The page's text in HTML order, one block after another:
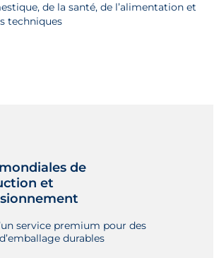
de la santé, de l’alimentation et
techniques
de
et
service premium pour des
durables